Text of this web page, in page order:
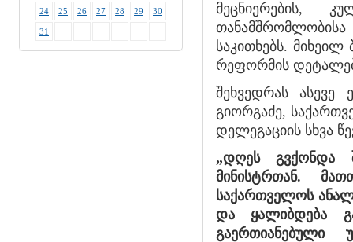
24 25 26 27 28 29 30
31
მეცნიერების,
საკითხებს.
რეფორმის
შეხვედრას ასევე
გიორგაძე,
დელეგაციის სხვა
„დღეს გვქონდა
მინისტრთან.
საქართველოს
და ყალიბდება
გაერთიანებული